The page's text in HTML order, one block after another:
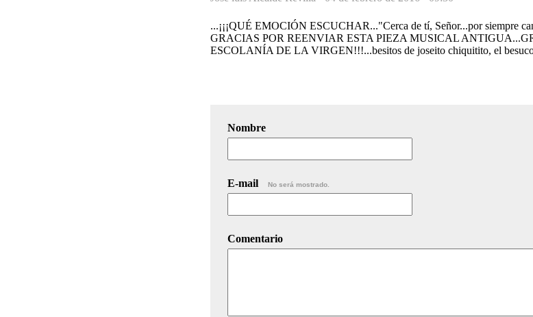
...¡¡¡QUÉ EMOCIÓN ESCUCHAR..."Cerca de tí, Señor...por siempre
GRACIAS POR REENVIAR ESTA PIEZA MUSICAL
ESCOLANÍA DE LA VIRGEN!!!...besitos de joseito chiquitito, el
Nombre
E-mail No será mostrado.
Comentario